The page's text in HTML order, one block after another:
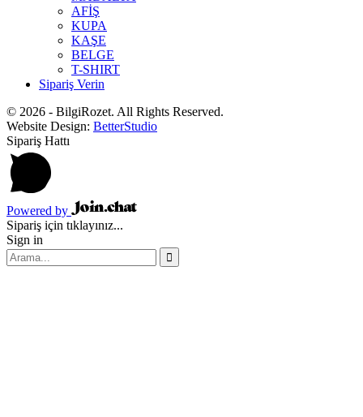
AFİŞ
KUPA
KAŞE
BELGE
T-SHIRT
Sipariş Verin
© 2026 - BilgiRozet. All Rights Reserved.
Website Design: BetterStudio
Sipariş Hattı
Powered by
Sipariş için tıklayınız...
Sign in